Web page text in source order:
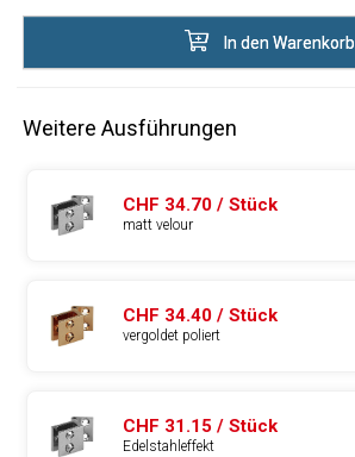
In den Warenkorb
Weitere Ausführungen
CHF 34.70 / Stück
matt velour
CHF 34.40 / Stück
vergoldet poliert
CHF 31.15 / Stück
Edelstahleffekt